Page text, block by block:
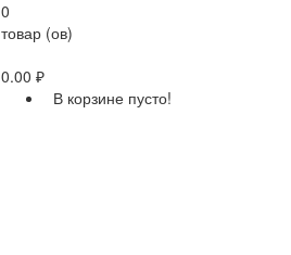
0
товар (ов)
0.00 ₽
В корзине пусто!